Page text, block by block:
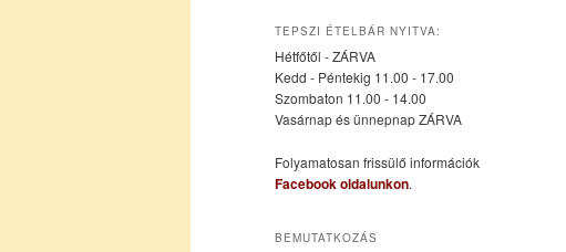
elsődleges
tartalomra
másodlagos
tartalomra
TEPSZI ÉTELBÁR NYITVA:
Hétfőtől - ZÁRVA
Kedd - Péntekig 11.00 - 17.00
Szombaton 11.00 - 14.00
Vasárnap és ünnepnap ZÁRVA
Folyamatosan frissülő információk
Facebook oldalunkon.
BEMUTATKOZÁS